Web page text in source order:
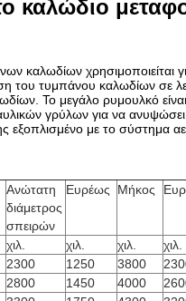
καλώδιο
καλωδίων χρησιμοποιείται
του τυμπάνου καλωδίων σε
Το μεγάλο ρυμουλκό
γρύλων για να
εξοπλισμένο με το σύστημα
Ανώτατη
διάμετρος
σπειρών
Ευρέως Μήκος
χιλ. χιλ. χιλ. χιλ.
2300 1250 3800
2800 1450 4000